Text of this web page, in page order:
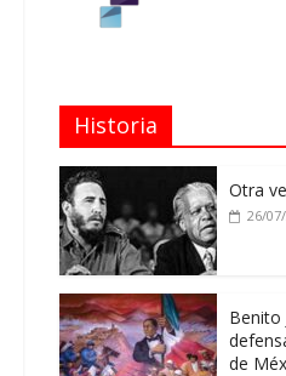
Historia
Otra
26/
Benito
de